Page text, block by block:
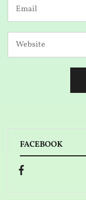
FACEBOOK